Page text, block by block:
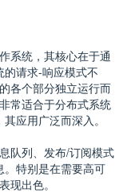
系统，其核心在于通
请求-响应模式不
各个部分独立运行而
常适合于分布式系统
应用广泛而深入。
队列、发布/订阅模式
特别是在需要高可
现出色。